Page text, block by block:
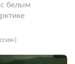
с белым